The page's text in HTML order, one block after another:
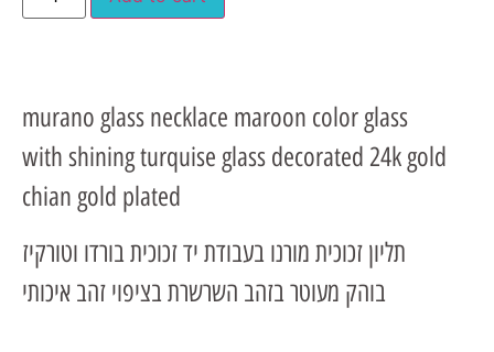
murano glass necklace maroon color glass
with shining turquise glass decorated 24k gold
chian gold plated
תליון זכוכית מורנו בעבודת יד זכוכית בורדו וטורקיז
בוהק מעוטר בזהב השרשרת בציפוי זהב איכותי